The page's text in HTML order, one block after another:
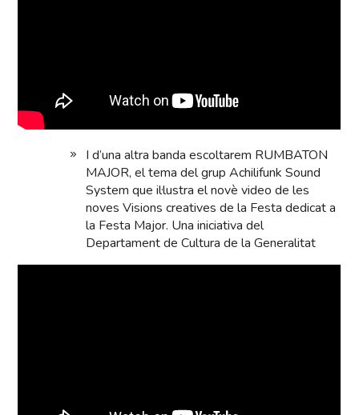
I d’una altra banda escoltarem RUMBATON
MAJOR, el tema del grup Achilifunk Sound
System que il·lustra el novè video de les
noves Visions creatives de la Festa dedicat a
la Festa Major. Una iniciativa del
Departament de Cultura de la Generalitat